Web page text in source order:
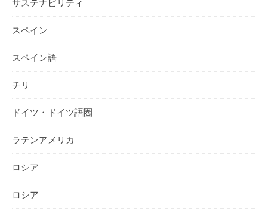
サステナビリティ
スペイン
スペイン語
チリ
ドイツ・ドイツ語圏
ラテンアメリカ
ロシア
ロシア